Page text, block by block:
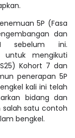
5P (Fasa
dan
sebelum ini.
untuk mengikuti
Kohort 7 dan
penerapan 5P
kali ini telah
bidang dan
salah satu contoh
bengkel.